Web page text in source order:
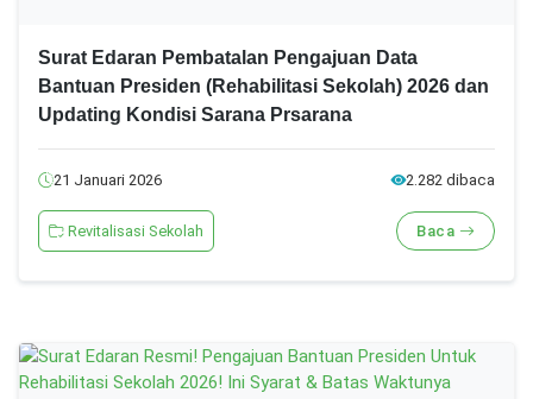
Surat Edaran Pembatalan Pengajuan Data
Bantuan Presiden (Rehabilitasi Sekolah) 2026 dan
Updating Kondisi Sarana Prsarana
21 Januari 2026 2.282 dibaca
Revitalisasi Sekolah Baca